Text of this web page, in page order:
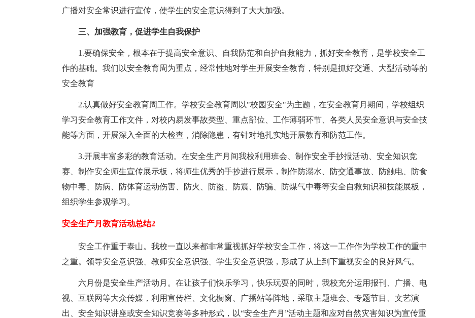
广播对安全常识进行宣传，使学生的安全意识得到了大大加强。
三、加强教育，促进学生自我保护
1.要确保安全，根本在于提高安全意识、自我防范和自护自救能力，抓好安全教育，是学校安全工
作的基础。我们以安全教育周为重点，经常性地对学生开展安全教育，特别是抓好交通、大型活动等的
安全教育
2.认真做好安全教育周工作。学校安全教育周以"校园安全"为主题，在安全教育月期间，学校组织
学习安全教育工作文件，对校内易发事故类型、重点部位、工作薄弱环节、各类人员安全意识与安全技
能等方面，开展深入全面的大检查，消除隐患，有针对地扎实地开展教育和防范工作。
3.开展丰富多彩的教育活动。在安全生产月间我校利用班会、制作安全手抄报活动、安全知识竞
赛、制作安全师生宣传展示板，将师生优秀的手抄进行展示，制作防溺水、防交通事故、防触电、防食
物中毒、防病、防体育运动伤害、防火、防盗、防震、防骗、防煤气中毒等安全自救知识和技能展板，
组织学生参观学习。
安全生产月教育活动总结2
安全工作重于泰山。我校一直以来都非常重视抓好学校安全工作，将这一工作作为学校工作的重中
之重。领导安全意识强、教师安全意识强、学生安全意识强，形成了从上到下重视安全的良好风气。
六月份是安全生产活动月。在让孩子们快乐学习，快乐玩耍的同时，我校充分运用报刊、广播、电
视、互联网等大众传媒，利用宣传栏、文化橱窗、广播站等阵地，采取主题班会、专题节目、文艺演
出、安全知识讲座或安全知识竞赛等多种形式，以“安全生产月”活动主题和应对自然灾害知识为宣传重